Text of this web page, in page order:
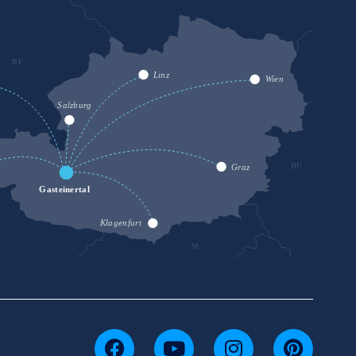
Klagenfurt
Graz
Wien
Linz
Gasteinertal
Salzburg
DE
SI